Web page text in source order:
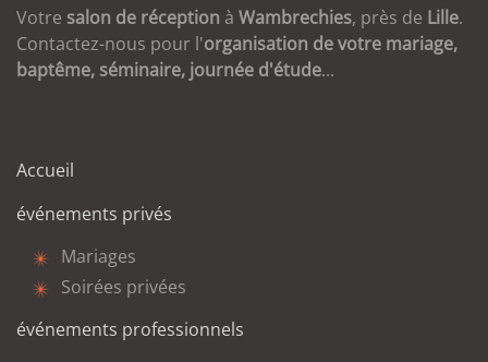
Votre salon de réception à Wambrechies, près de Lille.
Contactez-nous pour l'organisation de votre mariage,
baptême, séminaire, journée d'étude...
Accueil
événements privés
Mariages
Soirées privées
événements professionnels